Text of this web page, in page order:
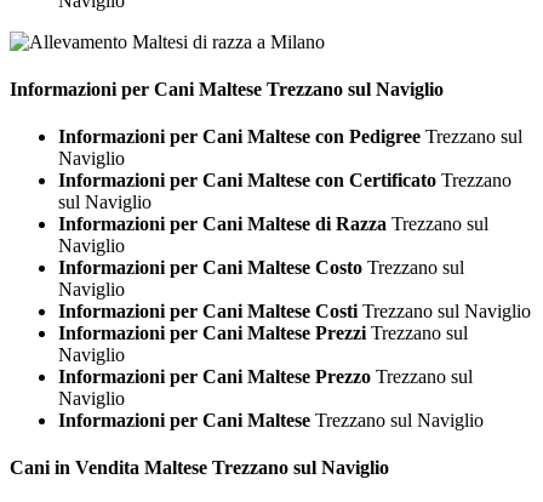
Informazioni per Cani Maltese Trezzano sul Naviglio
Informazioni per Cani Maltese con Pedigree Trezzano sul
Naviglio
Informazioni per Cani Maltese con Certificato Trezzano
sul Naviglio
Informazioni per Cani Maltese di Razza Trezzano sul
Naviglio
Informazioni per Cani Maltese Costo Trezzano sul
Naviglio
Informazioni per Cani Maltese Costi Trezzano sul Naviglio
Informazioni per Cani Maltese Prezzi Trezzano sul
Naviglio
Informazioni per Cani Maltese Prezzo Trezzano sul
Naviglio
Informazioni per Cani Maltese Trezzano sul Naviglio
Cani in Vendita Maltese Trezzano sul Naviglio